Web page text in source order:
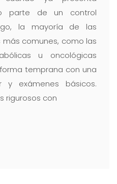
parte de un control
la mayoría de las
comunes, como las
u oncológicas
temprana con una
y exámenes básicos.
rigurosos con